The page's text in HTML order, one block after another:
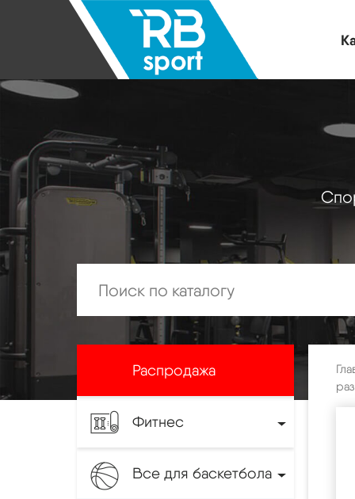
Распродажа
Фитнес
Все для баскетбола